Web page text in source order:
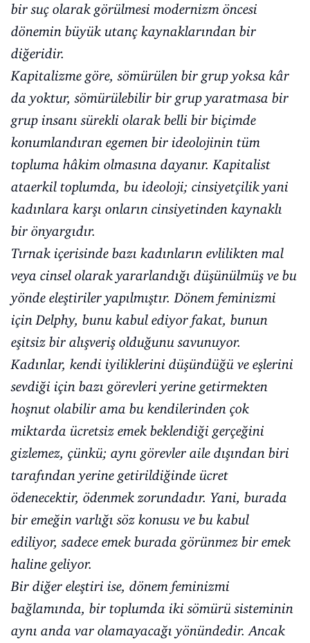
bir suç olarak görülmesi modernizm öncesi
dönemin büyük utanç kaynaklarından bir
diğeridir.
Kapitalizme göre, sömürülen bir grup yoksa kâr
da yoktur, sömürülebilir bir grup yaratmasa bir
grup insanı sürekli olarak belli bir biçimde
konumlandıran egemen bir ideolojinin tüm
topluma hâkim olmasına dayanır. Kapitalist
ataerkil toplumda, bu ideoloji; cinsiyetçilik yani
kadınlara karşı onların cinsiyetinden kaynaklı
bir önyargıdır.
Tırnak içerisinde bazı kadınların evlilikten mal
veya cinsel olarak yararlandığı düşünülmüş ve bu
yönde eleştiriler yapılmıştır. Dönem feminizmi
için Delphy, bunu kabul ediyor fakat, bunun
eşitsiz bir alışveriş olduğunu savunuyor.
Kadınlar, kendi iyiliklerini düşündüğü ve eşlerini
sevdiği için bazı görevleri yerine getirmekten
hoşnut olabilir ama bu kendilerinden çok
miktarda ücretsiz emek beklendiği gerçeğini
gizlemez, çünkü; aynı görevler aile dışından biri
tarafından yerine getirildiğinde ücret
ödenecektir, ödenmek zorundadır. Yani, burada
bir emeğin varlığı söz konusu ve bu kabul
ediliyor, sadece emek burada görünmez bir emek
haline geliyor.
Bir diğer eleştiri ise, dönem feminizmi
bağlamında, bir toplumda iki sömürü sisteminin
aynı anda var olamayacağı yönündedir. Ancak